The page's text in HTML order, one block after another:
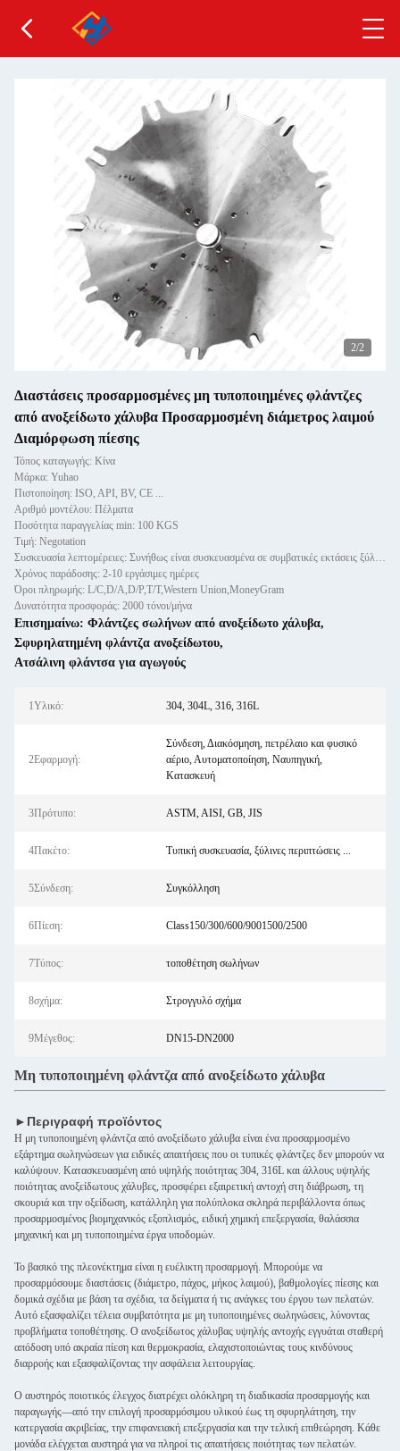
2/2
Διαστάσεις προσαρμοσμένες μη τυποποιημένες φλάντζες
από ανοξείδωτο χάλυβα Προσαρμοσμένη διάμετρος λαιμού
Διαμόρφωση πίεσης
Τόπος καταγωγής: Κίνα
Μάρκα: Yuhao
Πιστοποίηση: ISO, API, BV, CE ...
Αριθμό μοντέλου: Πέλματα
Ποσότητα παραγγελίας min: 100 KGS
Τιμή: Negotation
Συσκευασία λεπτομέρειες: Συνήθως είναι συσκευασμένα σε συμβατικές εκτάσεις ξύλινων περιπτώσεων.
Χρόνος παράδοσης: 2-10 εργάσιμες ημέρες
Όροι πληρωμής: L/C,D/A,D/P,T/T,Western Union,MoneyGram
Δυνατότητα προσφοράς: 2000 τόνοι/μήνα
Επισημαίνω: Φλάντζες σωλήνων από ανοξείδωτο χάλυβα,
Σφυρηλατημένη φλάντζα ανοξείδωτου,
Ατσάλινη φλάντσα για αγωγούς
1Υλικό: 304, 304L, 316, 316L
2Εφαρμογή:
Σύνδεση, Διακόσμηση, πετρέλαιο και φυσικό
αέριο, Αυτοματοποίηση, Ναυπηγική,
Κατασκευή
3Πρότυπο: ASTM, AISI, GB, JIS
4Πακέτο: Τυπική συσκευασία, ξύλινες περιπτώσεις ...
5Σύνδεση: Συγκόλληση
6Πίεση: Class150/300/600/9001500/2500
7Τύπος: τοποθέτηση σωλήνων
8σχήμα: Στρογγυλό σχήμα
9Μέγεθος: DN15-DN2000
Μη τυποποιημένη φλάντζα από ανοξείδωτο χάλυβα
►Περιγραφή προϊόντος
Η μη τυποποιημένη φλάντζα από ανοξείδωτο χάλυβα είναι ένα προσαρμοσμένο
εξάρτημα σωληνώσεων για ειδικές απαιτήσεις που οι τυπικές φλάντζες δεν μπορούν να
καλύψουν. Κατασκευασμένη από υψηλής ποιότητας 304, 316L και άλλους υψηλής
ποιότητας ανοξείδωτους χάλυβες, προσφέρει εξαιρετική αντοχή στη διάβρωση, τη
σκουριά και την οξείδωση, κατάλληλη για πολύπλοκα σκληρά περιβάλλοντα όπως
προσαρμοσμένος βιομηχανικός εξοπλισμός, ειδική χημική επεξεργασία, θαλάσσια
μηχανική και μη τυποποιημένα έργα υποδομών.
Το βασικό της πλεονέκτημα είναι η ευέλικτη προσαρμογή. Μπορούμε να
προσαρμόσουμε διαστάσεις (διάμετρο, πάχος, μήκος λαιμού), βαθμολογίες πίεσης και
δομικά σχέδια με βάση τα σχέδια, τα δείγματα ή τις ανάγκες του έργου των πελατών.
Αυτό εξασφαλίζει τέλεια συμβατότητα με μη τυποποιημένες σωληνώσεις, λύνοντας
προβλήματα τοποθέτησης. Ο ανοξείδωτος χάλυβας υψηλής αντοχής εγγυάται σταθερή
απόδοση υπό ακραία πίεση και θερμοκρασία, ελαχιστοποιώντας τους κινδύνους
διαρροής και εξασφαλίζοντας την ασφάλεια λειτουργίας.
Ο αυστηρός ποιοτικός έλεγχος διατρέχει ολόκληρη τη διαδικασία προσαρμογής και
παραγωγής—από την επιλογή προσαρμόσιμου υλικού έως τη σφυρηλάτηση, την
κατεργασία ακριβείας, την επιφανειακή επεξεργασία και την τελική επιθεώρηση. Κάθε
μονάδα ελέγχεται αυστηρά για να πληροί τις απαιτήσεις ποιότητας των πελατών.